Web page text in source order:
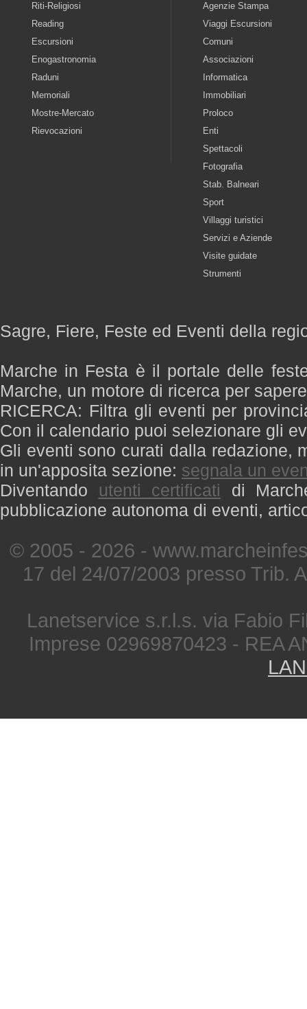
Riti-Religiosi
Reading
Escursioni
Enogastronomia
Raduni
Memoriali
Mostre-Mercato
Rievocazioni
Agenzie Stampa
Viaggi Escursioni
Comuni
Associazioni
Informatica
Immobiliari
Proloco
Enti
Spettacoli
Fotografia
Stab. Balneari
Sport
Villaggi turistici
Servizi e Aziende
Visite guidate
Strumenti
Sagre, Fiere, Feste ed Eventi della
Marche in Festa è il portale delle
Marche, un motore di ricerca per
RICERCA: Filtra gli eventi per
Con il calendario puoi selezionare gli
Gli eventi sono curati dalla redazione,
in un'apposita sezione: segnala un
Diventando utenti certificati di
pubblicazione autonoma di eventi,
© 2005 - 2026 -
17 del 24/07/2003 presso Trib.
Lanetservice s.r.l.s. via Fabio
Imprese 02969870423 - REA